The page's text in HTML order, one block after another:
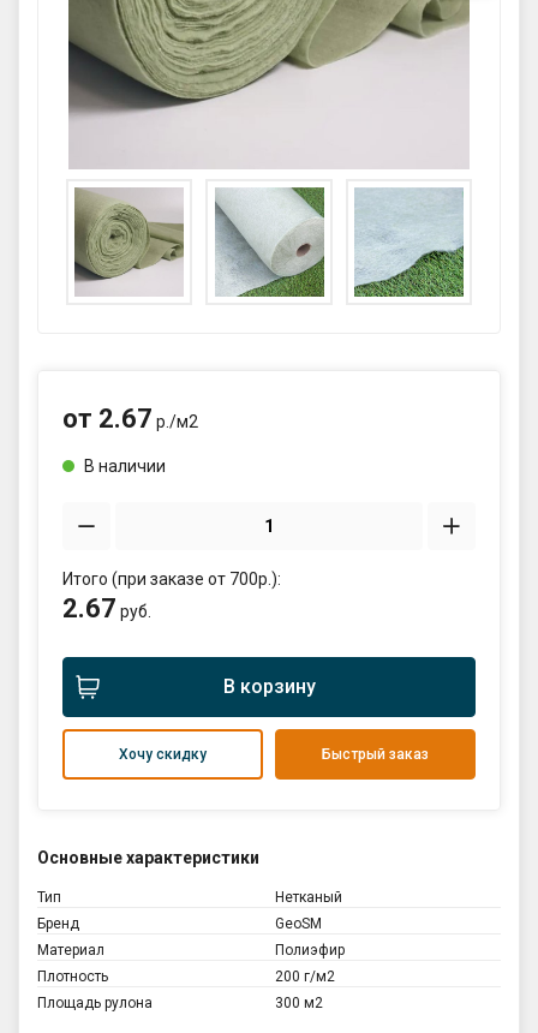
GPS координаты проезда к
складу:
53.85987990162563,27.420653302
sales@profkomplekt.by
Основные характеристики
Тип
Нетканый
Бренд
GeoSM
Материал
Полиэфир
Плотность
200 г/м2
Площадь рулона
300 м2
от 2.67 р./м2
В наличии
Итого (при заказе от 700р.):
2.67 руб.
В корзину
Хочу скидку Быстрый заказ